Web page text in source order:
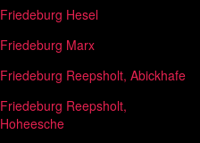
Friedeburg Hesel
Friedeburg Marx
Friedeburg Reepsholt, Abickhafe
Friedeburg Reepsholt,
Hoheesche